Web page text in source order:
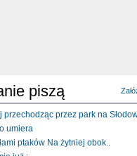
piszą
przechodząc przez park na
umiera
ptaków Na żytniej obok..